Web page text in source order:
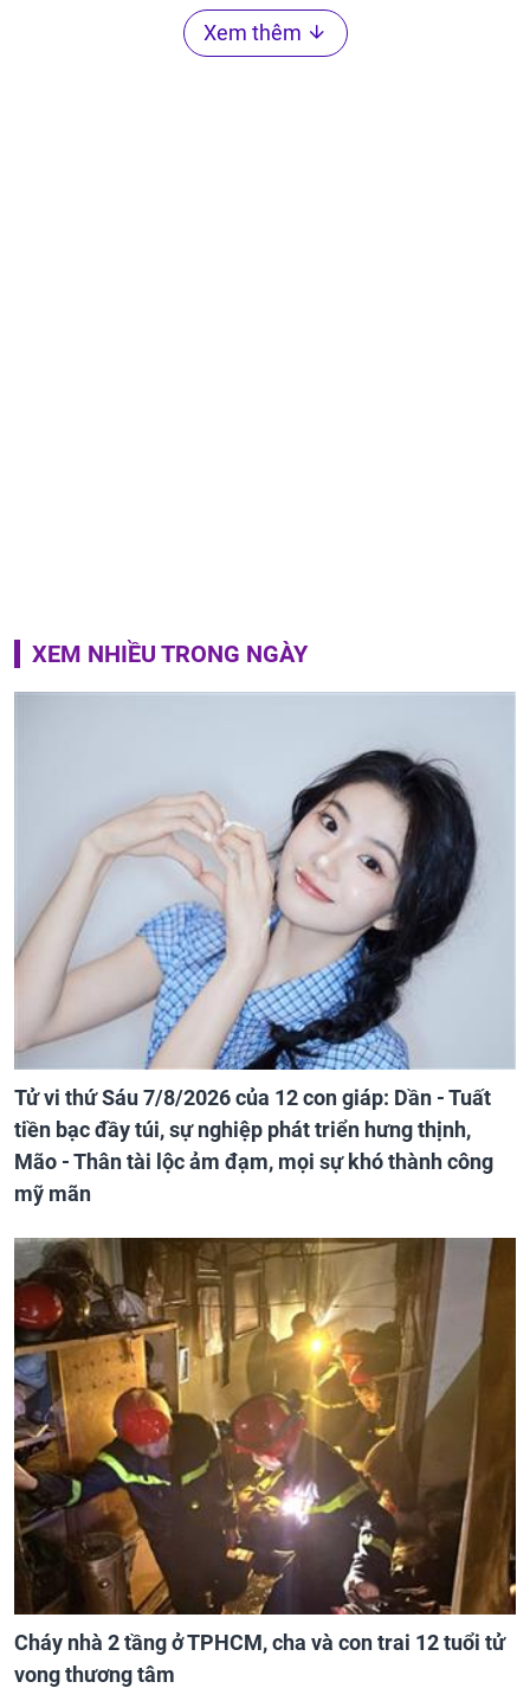
Xem thêm
XEM NHIỀU TRONG NGÀY
Tử vi thứ Sáu 7/8/2026 của 12 con giáp: Dần - Tuất
tiền bạc đầy túi, sự nghiệp phát triển hưng thịnh,
Mão - Thân tài lộc ảm đạm, mọi sự khó thành công
mỹ mãn
Cháy nhà 2 tầng ở TPHCM, cha và con trai 12 tuổi tử
vong thương tâm